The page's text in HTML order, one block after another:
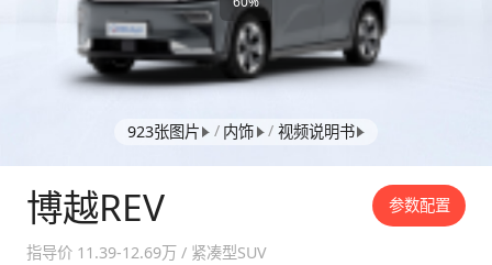
923张图片 / 内饰 / 视频说明书
博越REV 参数配置
指导价 11.39-12.69万 / 紧凑型SUV